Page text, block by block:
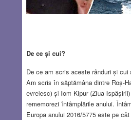
De ce și cui?
De ce am scris aceste rânduri și cui
Am scris în săptămâna dintre Roș-
evreiesc) și Iom Kipur (Ziua
rememorezi întâmplările anului.
Europa anului 2016/5775 este pe